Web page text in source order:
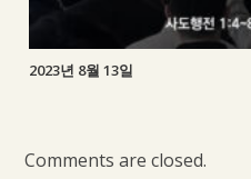
2023년 8월 13일
Comments are closed.